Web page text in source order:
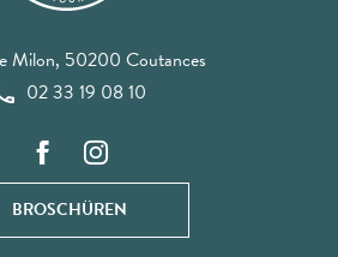
Milon, 50200 Coutances
02 33 19 08 10
BROSCHÜREN